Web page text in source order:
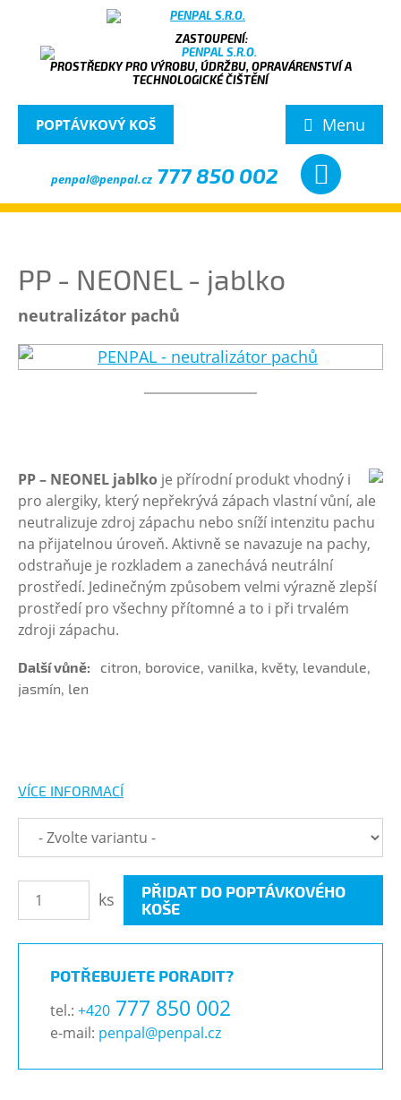
PROSTŘEDKY PRO VÝROBU, ÚDRŽBU, OPRAVÁRENSTVÍ A
TECHNOLOGICKÉ ČIŠTĚNÍ
Menu
POPTÁVKOVÝ KOŠ
penpal@penpal.cz 777 850 002
PP - NEONEL - jablko
neutralizátor pachů
PP – NEONEL jablko je přírodní produkt vhodný i
pro alergiky, který nepřekrývá zápach vlastní vůní, ale
neutralizuje zdroj zápachu nebo sníží intenzitu pachu
na přijatelnou úroveň. Aktivně se navazuje na pachy,
odstraňuje je rozkladem a zanechává neutrální
prostředí. Jedinečným způsobem velmi výrazně zlepší
prostředí pro všechny přítomné a to i při trvalém
zdroji zápachu.
Další vůně:
citron, borovice, vanilka, květy, levandule,
jasmín, len
VÍCE INFORMACÍ
ks
PŘIDAT DO POPTÁVKOVÉHO
KOŠE
POTŘEBUJETE PORADIT?
tel.: +420 777 850 002
e-mail: penpal@penpal.cz